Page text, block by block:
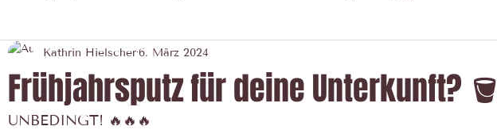
Komm in mein Team proWIN Yourday
Frühjahrsputz für deine Unterkunft?
Kathrin Hielscher6. März 2024
UNBEDINGT! 🔥🔥🔥